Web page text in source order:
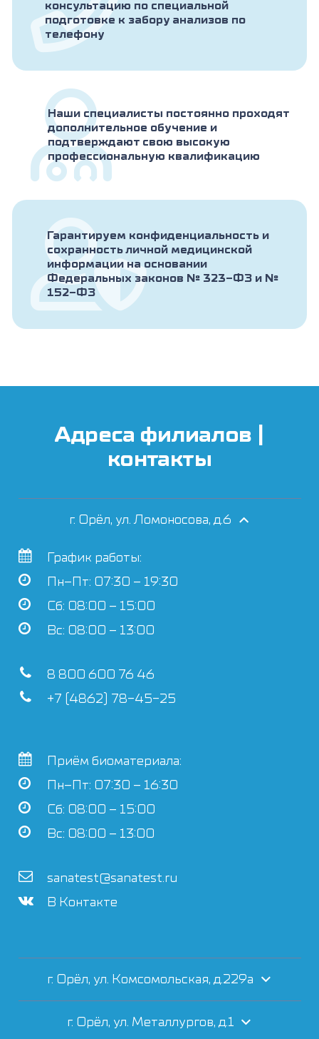
консультацию по специальной
подготовке к забору анализов по
телефону
Наши специалисты постоянно проходят
дополнительное обучение и
подтверждают свою высокую
профессиональную квалификацию
Гарантируем конфиденциальность и
сохранность личной медицинской
информации на основании
Федеральных законов № 323-ФЗ и №
152-ФЗ
Адреса филиалов |
контакты
г. Орёл, ул. Ломоносова, д.6
График работы:
Пн–Пт: 07:30 – 19:30
Сб: 08:00 – 15:00
Вс: 08:00 – 13:00
8 800 600 76 46
+7 (4862) 78-45-25
Приём биоматериала:
Пн–Пт: 07:30 – 16:30
Сб: 08:00 – 15:00
Вс: 08:00 – 13:00
sanatest@sanatest.ru
В Контакте
г. Орёл, ул. Комсомольская, д.229а
г. Орёл, ул. Металлургов, д.1